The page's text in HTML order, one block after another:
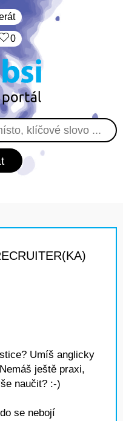
0
Umíš anglicky
ještě praxi,
naučit? :-)
se nebojí